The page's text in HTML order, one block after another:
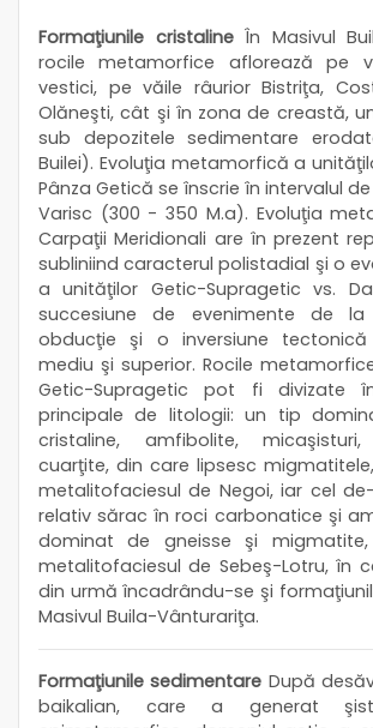
Formaţiunile cristalineÎn Masivul
rocile metamorfice aflorează pe
vestici, pe văile râurior Bistriţa,
Olăneşti, cât şi în zona de creastă,
sub depozitele sedimentare
Builei). Evoluţia metamorfică a
Pânza Getică se înscrie în intervalul
Varisc (300 - 350 M.a). Evoluţia
Carpaţii Meridionali are în prezent
subliniind caracterul polistadial şi o
a unităţilor Getic-Supragetic vs.
succesiune de evenimente de
obducţie şi o inversiune
mediu şi superior. Rocile
Getic-Supragetic pot fi divizate
principale de litologii: un tip
cristaline, amfibolite, micaşisturi,
cuarţite, din care lipsesc
metalitofaciesul de Negoi, iar cel
relativ sărac în roci carbonatice şi
dominat de gneisse şi migmatite,
metalitofaciesul de Sebeş-Lotru, în
din urmă încadrându-se şi
Masivul Buila-Vânturariţa.
Formaţiunile sedimentare După
baikalian, care a generat